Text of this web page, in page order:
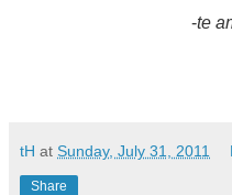
-te
tH at Sunday, July 31, 2011
Share